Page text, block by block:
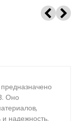
Оно
надежность.